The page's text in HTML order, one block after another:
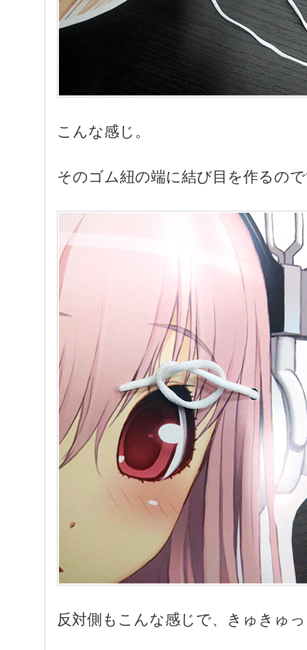
こんな感じ。
そのゴム紐の端に結び目を作るの
反対側もこんな感じで、きゅきゅ